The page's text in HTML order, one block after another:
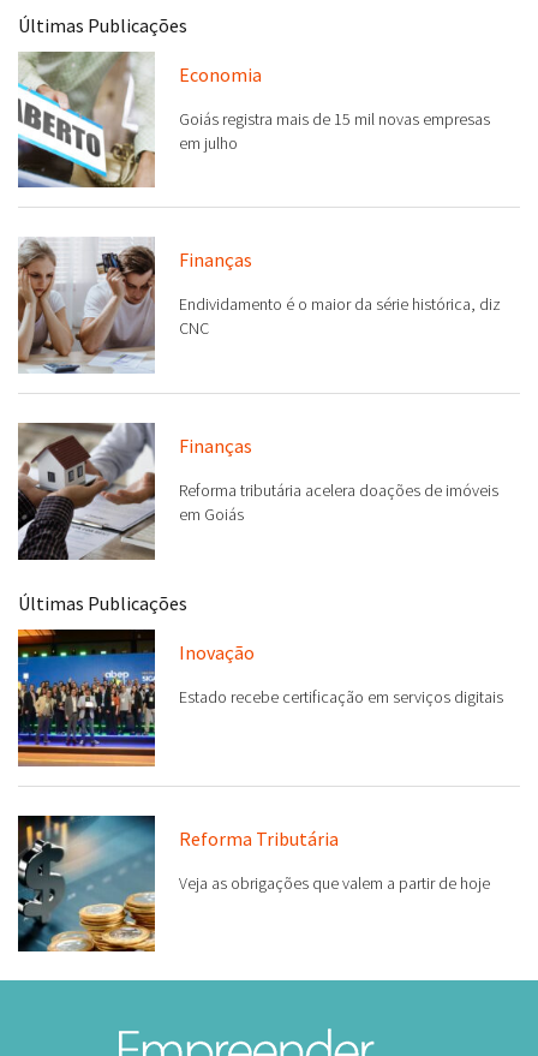
Últimas Publicações
Economia
Goiás registra mais de 15 mil novas empresas
em julho
Finanças
Endividamento é o maior da série histórica, diz
CNC
Finanças
Reforma tributária acelera doações de imóveis
em Goiás
Últimas Publicações
Inovação
Estado recebe certificação em serviços digitais
Reforma Tributária
Veja as obrigações que valem a partir de hoje